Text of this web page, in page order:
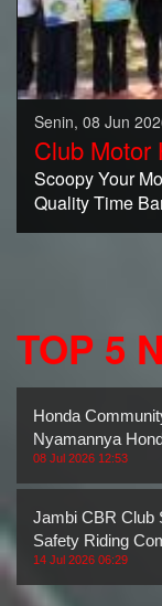
Senin, 08 Jun
Club Motor
Scoopy Your
Quality Time
TOP 5
Honda
Nyamannya
08 Jul 2026 12:53
Jambi CBR Club
Safety Riding
14 Jul 2026 06:29